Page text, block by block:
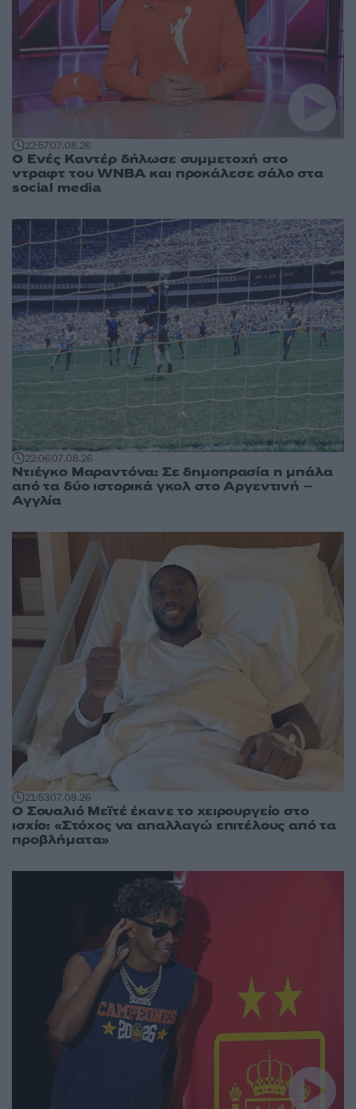
22:5707.08.26
Ο Ενές Καντέρ δήλωσε συμμετοχή στο
ντραφτ του WNBA και προκάλεσε σάλο στα
social media
22:0607.08.26
Ντιέγκο Μαραντόνα: Σε δημοπρασία η μπάλα
από τα δύο ιστορικά γκολ στο Αργεντινή –
Αγγλία
21:5307.08.26
Ο Σουαλιό Μεϊτέ έκανε το χειρουργείο στο
ισχίο: «Στόχος να απαλλαγώ επιτέλους από τα
προβλήματα»